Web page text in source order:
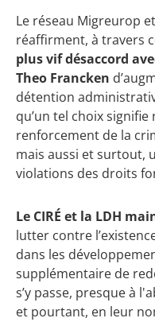
Le réseau Migreurop
réaffirment, à travers
plus vif désaccord
Theo Francken
détention
qu’un tel choix
renforcement de la
mais aussi et surtout,
violations des droits
Le CIRÉ et la LDH
lutter contre
dans les
supplémentaire de
s’y passe, presque à
et pourtant, en leur